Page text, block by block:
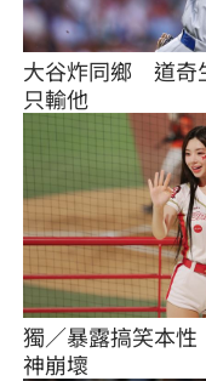
大谷炸同鄉　道
只輸他
獨／暴露搞笑本
神崩壞